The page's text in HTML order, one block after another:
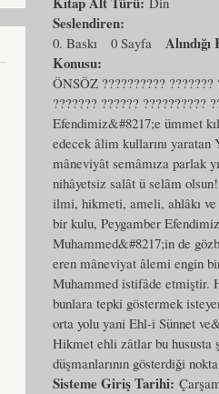
Seslendiren:
0. Baskı 0 Sayfa
Konusu:
ÖNSÖZ ?????????? ???????
??????? ??????
Efendimiz&#8217;e ümmet
edecek âlim kullarını
mâneviyât semâmıza parlak
nihâyetsiz salât ü selâm
ilmi, hikmeti, ameli, ahlâkı ve
bir kulu, Peygamber
Muhammed&#8217;in de
eren mâneviyat âlemi engin
Muhammed istifâde etmiştir.
bunlara tepki göstermek
orta yolu yani Ehl-i Sünnet
Hikmet ehli zâtlar bu hususta
düşmanlarının gösterdiği
Sisteme Giriş Tarihi: